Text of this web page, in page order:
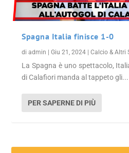
Spagna Italia finisce 1-0
diadmin |Giu 21, 2024 |Calcio & Altri
La Spagna è uno spettacolo,
di Calafiori manda al tappeto gli...
PER SAPERNE DI PIÙ